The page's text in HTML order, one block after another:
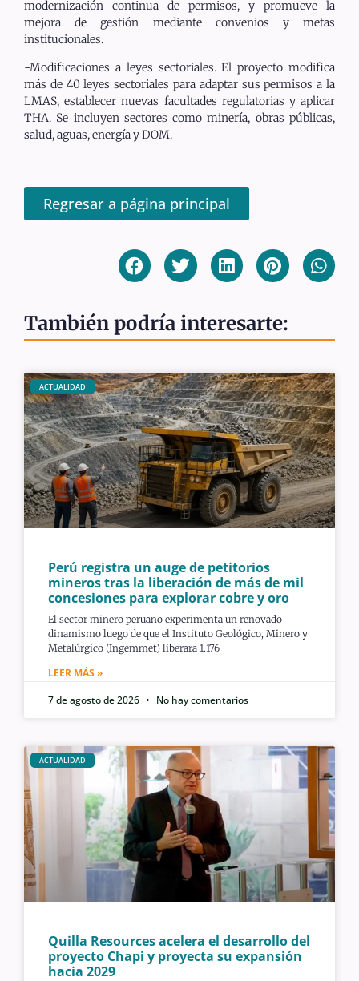
modernización continua de permisos, y promueve la
mejora de gestión mediante convenios y metas
institucionales.
-Modificaciones a leyes sectoriales. El proyecto modifica
más de 40 leyes sectoriales para adaptar sus permisos a la
LMAS, establecer nuevas facultades regulatorias y aplicar
THA. Se incluyen sectores como minería, obras públicas,
salud, aguas, energía y DOM.
Regresar a página principal
También podría interesarte:
ACTUALIDAD
Perú registra un auge de petitorios
mineros tras la liberación de más de mil
concesiones para explorar cobre y oro
El sector minero peruano experimenta un renovado
dinamismo luego de que el Instituto Geológico, Minero y
Metalúrgico (Ingemmet) liberara 1.176
LEER MÁS »
7 de agosto de 2026
No hay comentarios
ACTUALIDAD
Quilla Resources acelera el desarrollo del
proyecto Chapi y proyecta su expansión
hacia 2029